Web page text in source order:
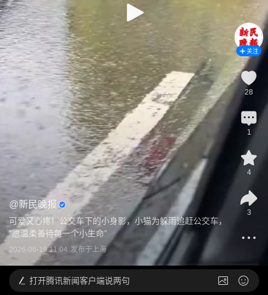
@新民晚报
可爱又心疼！公交车下的小身影，小猫为躲雨追赶公交车，
“愿温柔善待每一个小生命”
2026-06-19 11:04 发布于上海
关注
28
1
4
3
打开腾讯新闻客户端说两句